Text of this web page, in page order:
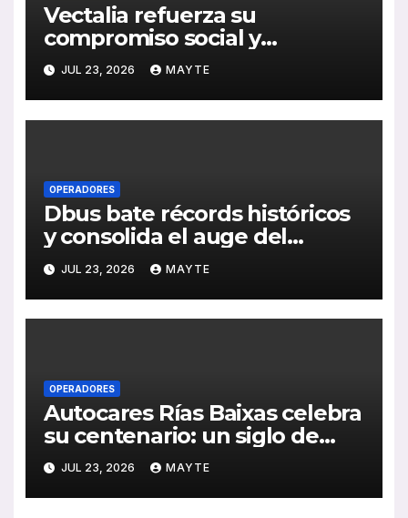
Vectalia refuerza su
compromiso social y
medioambiental con la
publicación de su Memoria de
RSC 2025
JUL 23, 2026 MAYTE
OPERADORES
Dbus bate récords históricos
y consolida el auge del
transporte público en San
Sebastián
JUL 23, 2026 MAYTE
OPERADORES
Autocares Rías Baixas celebra
su centenario: un siglo de
historia, esfuerzo familiar y
compromiso con el
transporte gallego
JUL 23, 2026 MAYTE